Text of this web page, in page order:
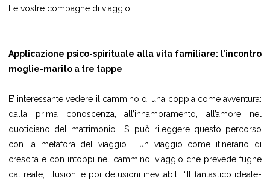
Le vostre compagne di viaggio
Applicazione psico-spirituale alla vita familiare: l’incontro
moglie-marito a tre tappe
E’ interessante vedere il cammino di una coppia come avventura:
dalla prima conoscenza, all’innamoramento, all’amore nel
quotidiano del matrimonio… Si può rileggere questo percorso
con la metafora del viaggio : un viaggio come itinerario di
crescita e con intoppi nel cammino, viaggio che prevede fughe
dal reale, illusioni e poi delusioni inevitabili. “Il fantastico ideale-